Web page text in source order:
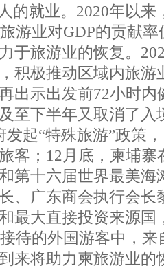
的就业。2020年以
游业对GDP的贡献
于旅游业的恢复。
积极推动区域内旅游
出示出发前72小时内
至下半年又取消了入
起“特殊旅游”政策
客；12月底，柬埔
和第十六届世界最
、广东商会执行会长
最大直接投资来源国
待的外国游客中，
来将助力柬旅游业的